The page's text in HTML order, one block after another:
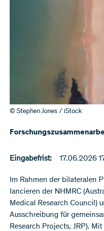
© Stephen Jones / iStock
Eingabefrist: 17.06.2026
Im Rahmen der bilateralen
lancieren der NHMRC
Medical Research Council)
Ausschreibung für
Research Projects, JRP).